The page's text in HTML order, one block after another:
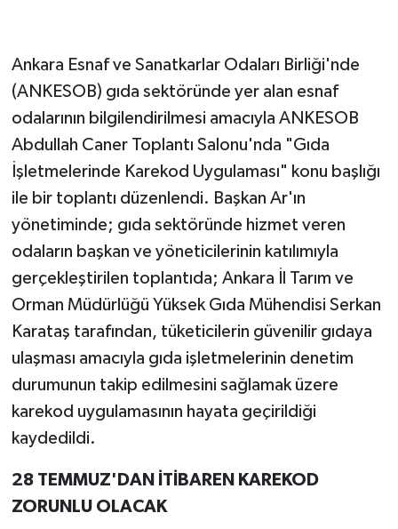
Ankara Esnaf ve Sanatkarlar Odaları Birliği'nde
(ANKESOB) gıda sektöründe yer alan esnaf
odalarının bilgilendirilmesi amacıyla ANKESOB
Abdullah Caner Toplantı Salonu'nda "Gıda
İşletmelerinde Karekod Uygulaması" konu başlığı
ile bir toplantı düzenlendi. Başkan Ar'ın
yönetiminde; gıda sektöründe hizmet veren
odaların başkan ve yöneticilerinin katılımıyla
gerçekleştirilen toplantıda; Ankara İl Tarım ve
Orman Müdürlüğü Yüksek Gıda Mühendisi Serkan
Karataş tarafından, tüketicilerin güvenilir gıdaya
ulaşması amacıyla gıda işletmelerinin denetim
durumunun takip edilmesini sağlamak üzere
karekod uygulamasının hayata geçirildiği
kaydedildi.
28 TEMMUZ'DAN İTİBAREN KAREKOD
ZORUNLU OLACAK